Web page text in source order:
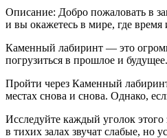
Описание: Добро пожаловать в
и вы окажетесь в мире, где
Каменный лабиринт — это
погрузиться в прошлое и
Пройти через Каменный
местах снова и снова. Однако,
Исследуйте каждый уголок
в тихих залах звучат слабые,